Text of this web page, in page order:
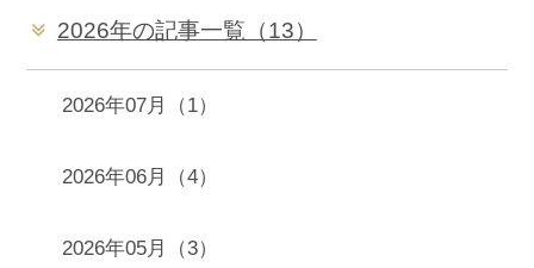
2026年の記事一覧（13）
2026年07月（1）
2026年06月（4）
2026年05月（3）